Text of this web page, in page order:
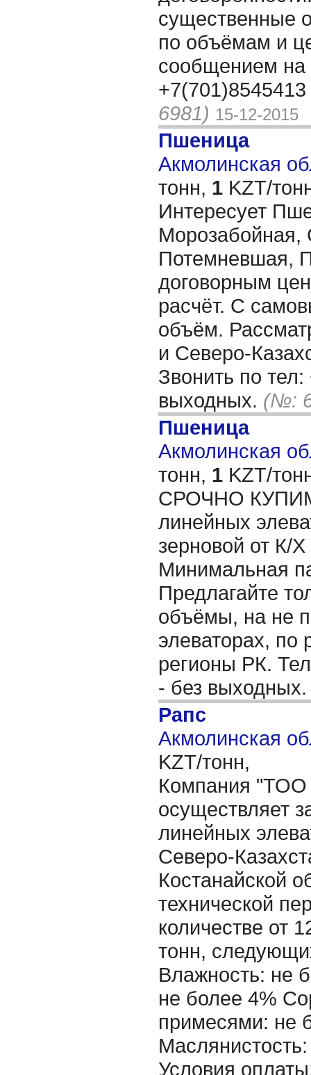
существенные
по объёмам и
сообщением на
6981) 15-12-2015
Пшеница
Акмолинская
тонн, 1 KZT/
Интересует
Морозабойная,
Потемневшая,
договорным
расчёт. С
объём.
и Северо-
Звонить по
выходных. (№:
Пшеница
Акмолинская
тонн, 1 KZT/
СРОЧНО КУПИМ
линейных
зерновой от
Минимальная
Предлагайте
объёмы, на не
элеваторах, по
регионы РК.
- без
Рапс
Акмолинская
KZT/тонн,
Компания "ТОО
осуществляет
линейных
Северо-
Костанайской
технической
количестве от
тонн,
Влажность: не
не более 4%
примесями: не
Условия